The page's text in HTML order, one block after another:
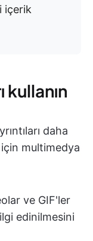
içerik
kullanın
daha
için multimedya
ve GIF'ler
edinilmesini